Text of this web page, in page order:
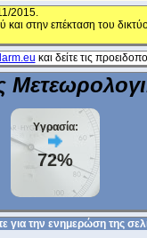
2015.
και στην επέκταση του
και δείτε τις
Υγρασία:
72%
για την ενημερώση της